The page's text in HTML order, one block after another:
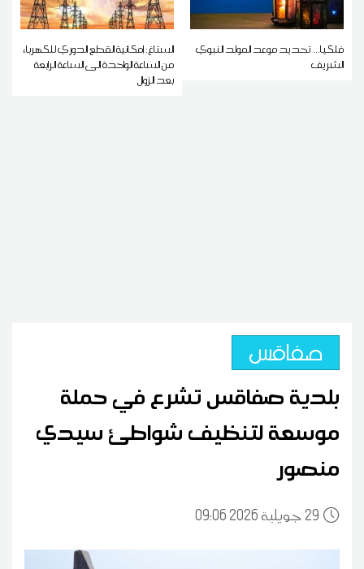
فلكيا... تحديد موعد المولد النبوي
الشريف
الستاغ: إمكانية القطع الدوري للكهرباء
من الساعة الواحدة الى الساعة الرابعة
بعد الزوال
صفاقس
بلدية صفاقس تشرع في حملة
موسعة لتنظيف شواطئ سيدي
منصور
29 09:06 2026 جويلية